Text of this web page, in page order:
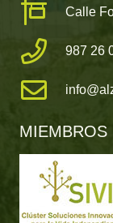
Calle
987 26
MIEMBROS